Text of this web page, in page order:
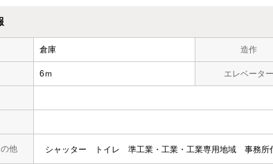
倉庫 造作
6ｍ エレベーター
他 シャッター トイレ 準工業・工業・工業専用地域 事務所